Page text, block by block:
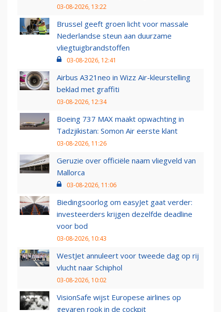
03-08-2026, 13:22
Brussel geeft groen licht voor massale
Nederlandse steun aan duurzame
vliegtuigbrandstoffen
03-08-2026, 12:41
Airbus A321neo in Wizz Air-kleurstelling
beklad met graffiti
03-08-2026, 12:34
Boeing 737 MAX maakt opwachting in
Tadzjikistan: Somon Air eerste klant
03-08-2026, 11:26
Geruzie over officiële naam vliegveld van
Mallorca
03-08-2026, 11:06
Biedingsoorlog om easyJet gaat verder:
investeerders krijgen dezelfde deadline
voor bod
03-08-2026, 10:43
WestJet annuleert voor tweede dag op rij
vlucht naar Schiphol
03-08-2026, 10:02
VisionSafe wijst Europese airlines op
gevaren rook in de cockpit